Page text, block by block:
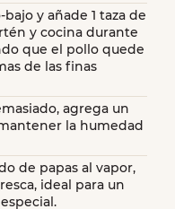
y añade 1 taza de
y cocina durante
que el pollo quede
de las finas
agrega un
la humedad
de papas al vapor,
ideal para un